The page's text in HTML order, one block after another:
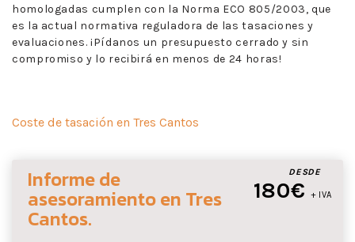
homologadas cumplen con la Norma ECO 805/2003, que
es la actual normativa reguladora de las tasaciones y
evaluaciones. ¡Pídanos un presupuesto cerrado y sin
compromiso y lo recibirá en menos de 24 horas!
Coste de tasación en Tres Cantos
DESDE
180€ + IVA
Informe de
asesoramientoen Tres
Cantos.